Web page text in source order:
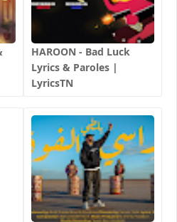
HAROON - Bad Luck
Lyrics & Paroles |
LyricsTN